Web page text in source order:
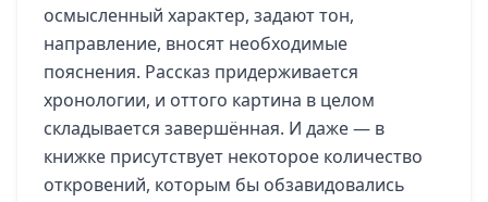
осмысленный характер, задают тон,
направление, вносят необходимые
пояснения. Рассказ придерживается
хронологии, и оттого картина в целом
складывается завершённая. И даже — в
книжке присутствует некоторое количество
откровений, которым бы обзавидовались